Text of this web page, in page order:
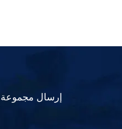
إرسال مجموعة